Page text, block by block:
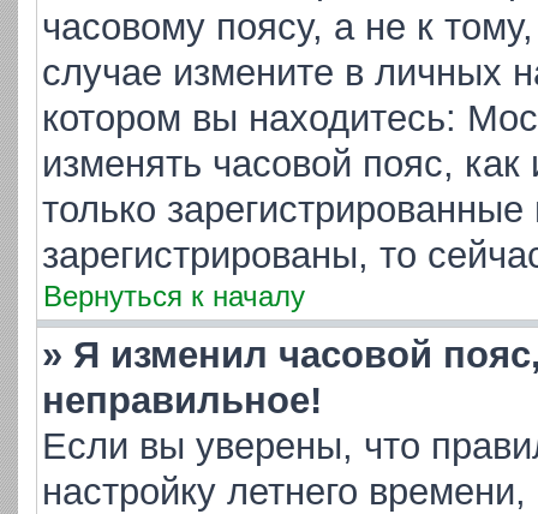
часовому поясу, а не к
случае измените в личных
котором вы находитесь:
изменять часовой пояс,
только
зарегистрированы, то
Вернуться к началу
» Я изменил часовой
неправильное!
Если вы уверены, что
настройку летнего